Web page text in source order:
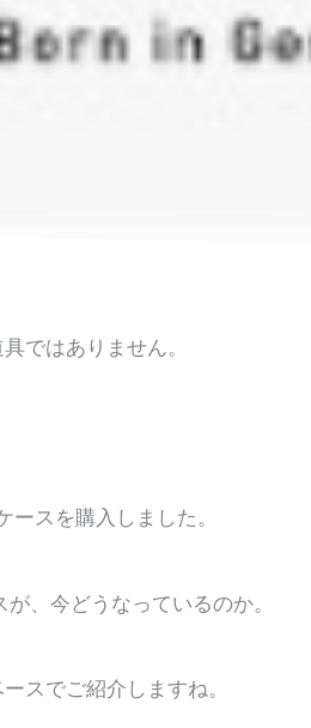
ではありません。
スを購入しました。
、今どうなっているのか。
スでご紹介しますね。